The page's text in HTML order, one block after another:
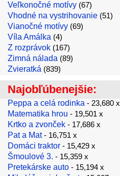
Veľkonočné motívy (67)
Vhodné na vystrihovanie (51)
Vianočné motívy (69)
Víla Amálka (4)
Z rozprávok (167)
Zimná nálada (89)
Zvieratká (839)
Najobľúbenejšie:
Peppa a celá rodinka - 23,680 x
Matematika hrou - 19,501 x
Krtko a zvonček - 17,686 x
Pat a Mat- 16,751 x
Domáci traktor - 15,429 x
Šmoulové 3. - 15,359 x
Pretekárske auto - 15,194 x